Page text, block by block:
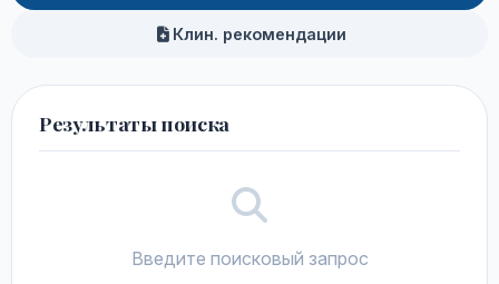
Клин. рекомендации
Результаты поиска
Введите поисковый запрос